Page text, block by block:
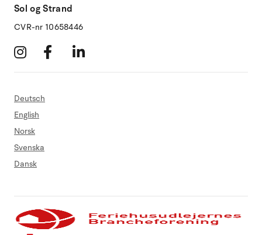
Sol og Strand
CVR-nr 10658446
Deutsch
English
Norsk
Svenska
Dansk